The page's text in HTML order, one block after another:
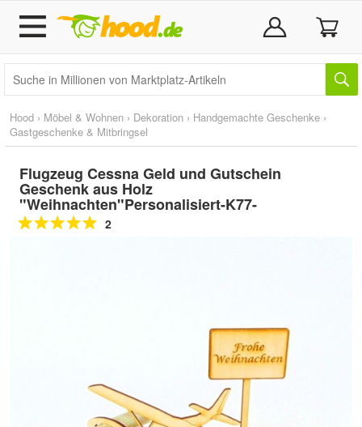
Hood › Möbel & Wohnen › Dekoration › Handgemachte Geschenke ›
Gastgeschenke & Mitbringsel
Flugzeug Cessna Geld und Gutschein
Geschenk aus Holz
"Weihnachten"Personalisiert-K77-
2